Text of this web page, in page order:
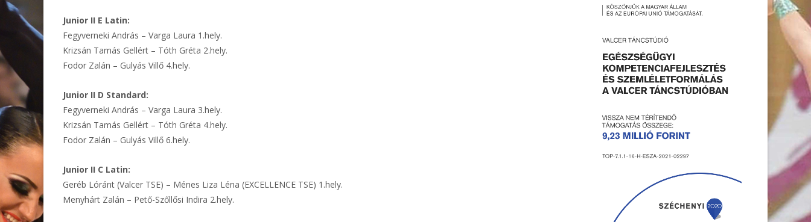
Junior II E Latin:
Fegyverneki András – Varga Laura 1.hely.
Krizsán Tamás Gellért – Tóth Gréta 2.hely.
Fodor Zalán – Gulyás Villő 4.hely.
Junior II D Standard:
Fegyverneki András – Varga Laura 3.hely.
Krizsán Tamás Gellért – Tóth Gréta 4.hely.
Fodor Zalán – Gulyás Villő 6.hely.
Junior II C Latin:
Geréb Lóránt (Valcer TSE) – Ménes Liza Léna (EXCELLENCE TSE) 1.hely.
Menyhárt Zalán – Pető-Szőllősi Indira 2.hely.